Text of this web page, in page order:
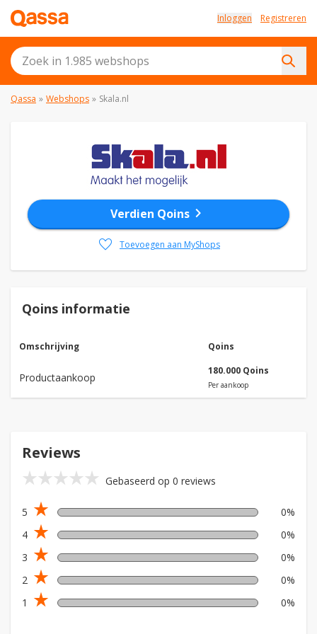
Inloggen Registreren
Qassa » Webshops » Skala.nl
Verdien Qoins chevron_right
favorite
Toevoegen aan MyShops
Qoins informatie
Omschrijving Qoins
Productaankoop
180.000 Qoins
Per aankoop
Reviews
star_ratestar_ratestar_ratestar_ratestar_rate Gebaseerd op 0 reviews
5 star_rate
0%
4 star_rate
0%
3 star_rate
0%
2 star_rate
0%
1
star_rate 0%